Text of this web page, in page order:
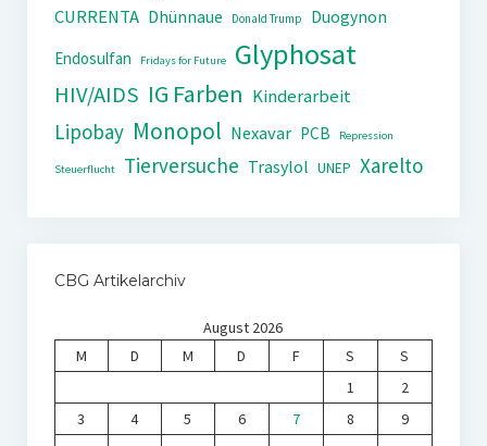
CURRENTA Dhünnaue Donald Trump
Duogynon
Endosulfan
Fridays for Future Glyphosat
HIV/AIDS IG Farben Kinderarbeit
Lipobay Monopol Nexavar PCB Repression
Steuerflucht Tierversuche Trasylol UNEP Xarelto
CBG Artikelarchiv
August 2026
M
D M D F S
S
1
2
3
4 5 6 7 8
9